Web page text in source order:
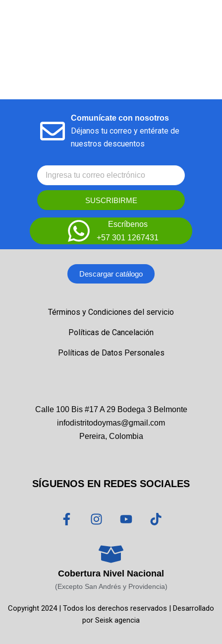
Comunícate con nosotros
Déjanos tu correo y entérate de
nuestros descuentos
SUSCRIBIRME
Escríbenos
+57 301 1267431
Descargar catálogo
Términos y Condiciones del servicio
Políticas de Cancelación
Políticas de Datos Personales
Calle 100 Bis #17 A 29 Bodega 3 Belmonte
infodistritodoymas@gmail.com
Pereira, Colombia
SÍGUENOS EN REDES SOCIALES
F
a
o
o
-
I
n
t
a
g
r
m
Y
o
b
e
T
i
k
Cobertura Nivel Nacional
(Excepto San Andrés y Providencia)
Copyright 2024 | Todos los derechos reservados | Desarrollado
por Seisk agencia